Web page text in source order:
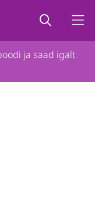
ja saad igalt